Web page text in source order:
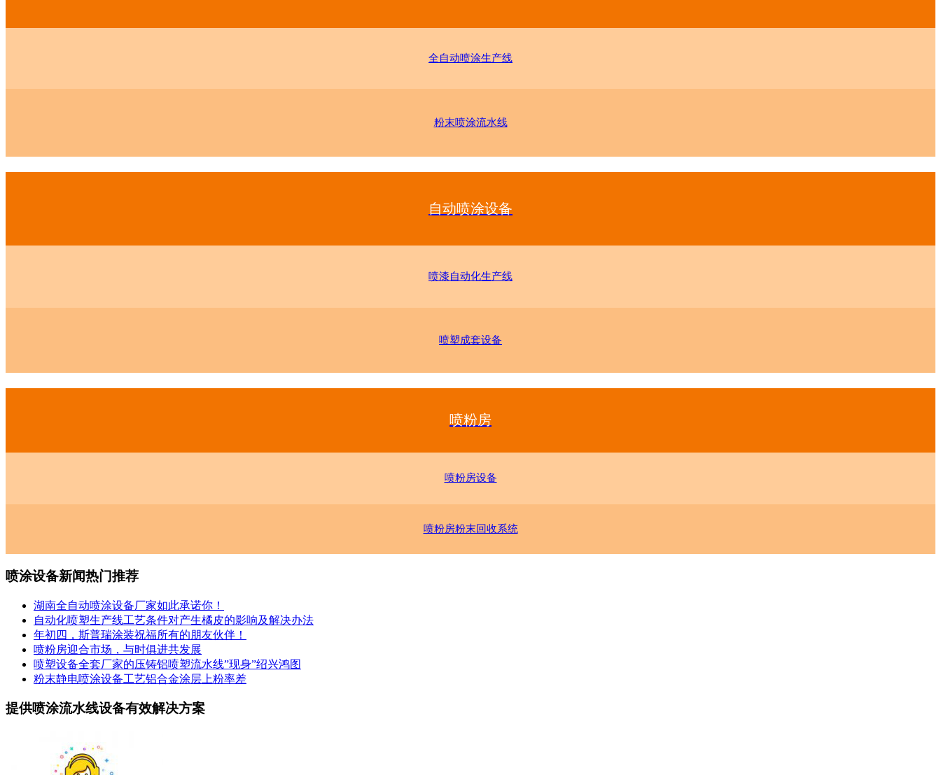
全自动喷涂生产线
粉末喷涂流水线
自动喷涂设备
喷漆自动化生产线
喷塑成套设备
喷粉房
喷粉房设备
喷粉房粉末回收系统
喷涂设备新闻热门推荐
湖南全自动喷涂设备厂家如此承诺你！
自动化喷塑生产线工艺条件对产生橘皮的影响及解决办法
年初四，斯普瑞涂装祝福所有的朋友伙伴！
喷粉房迎合市场，与时俱进共发展
喷塑设备全套厂家的压铸铝喷塑流水线”现身”绍兴鸿图
粉末静电喷涂设备工艺铝合金涂层上粉率差
提供喷涂流水线设备有效解决方案